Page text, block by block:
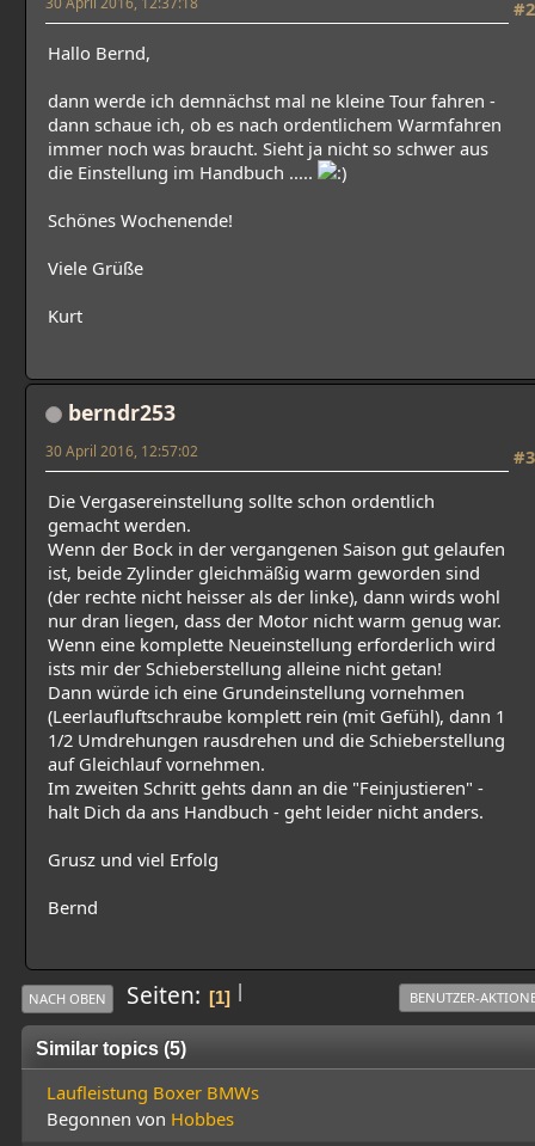
#2
Hallo Bernd,
dann werde ich demnächst mal ne kleine Tour fahren -
dann schaue ich, ob es nach ordentlichem Warmfahren
immer noch was braucht. Sieht ja nicht so schwer aus
die Einstellung im Handbuch .....
Schönes Wochenende!
Viele Grüße
Kurt
berndr253
#3
30 April 2016, 12:57:02
Die Vergasereinstellung sollte schon ordentlich
gemacht werden.
Wenn der Bock in der vergangenen Saison gut gelaufen
ist, beide Zylinder gleichmäßig warm geworden sind
(der rechte nicht heisser als der linke), dann wirds wohl
nur dran liegen, dass der Motor nicht warm genug war.
Wenn eine komplette Neueinstellung erforderlich wird
ists mir der Schieberstellung alleine nicht getan!
Dann würde ich eine Grundeinstellung vornehmen
(Leerlaufluftschraube komplett rein (mit Gefühl), dann 1
1/2 Umdrehungen rausdrehen und die Schieberstellung
auf Gleichlauf vornehmen.
Im zweiten Schritt gehts dann an die "Feinjustieren" -
halt Dich da ans Handbuch - geht leider nicht anders.
Grusz und viel Erfolg
Bernd
|
NACH OBEN Seiten 1 BENUTZER-
Similar topics (5)
Laufleistung Boxer BMWs
Begonnen von Hobbes